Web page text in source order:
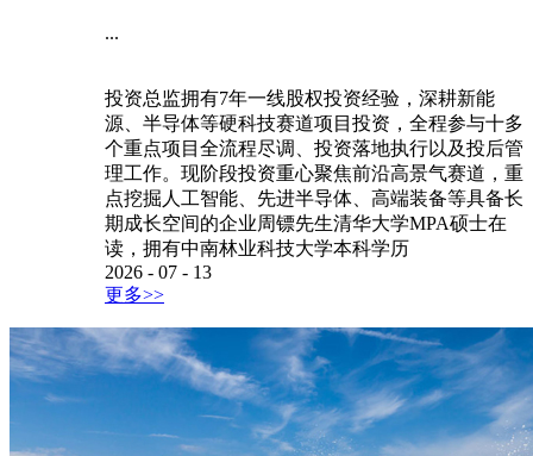
...
投资总监拥有7年一线股权投资经验，深耕新能
源、半导体等硬科技赛道项目投资，全程参与十多
个重点项目全流程尽调、投资落地执行以及投后管
理工作。现阶段投资重心聚焦前沿高景气赛道，重
点挖掘人工智能、先进半导体、高端装备等具备长
期成长空间的企业周镖先生清华大学MPA硕士在
读，拥有中南林业科技大学本科学历
2026 - 07 - 13
更多>>